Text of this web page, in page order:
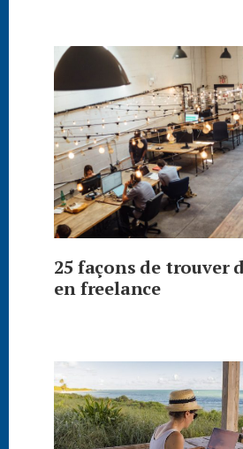
25 façons de trouver
en freelance